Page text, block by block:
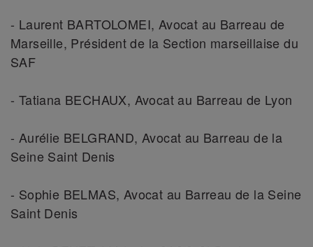
- Laurent BARTOLOMEI, Avocat au Barreau de
Marseille, Président de la Section marseillaise du
SAF
- Tatiana BECHAUX, Avocat au Barreau de Lyon
- Aurélie BELGRAND, Avocat au Barreau de la
Seine Saint Denis
- Sophie BELMAS, Avocat au Barreau de la Seine
Saint Denis